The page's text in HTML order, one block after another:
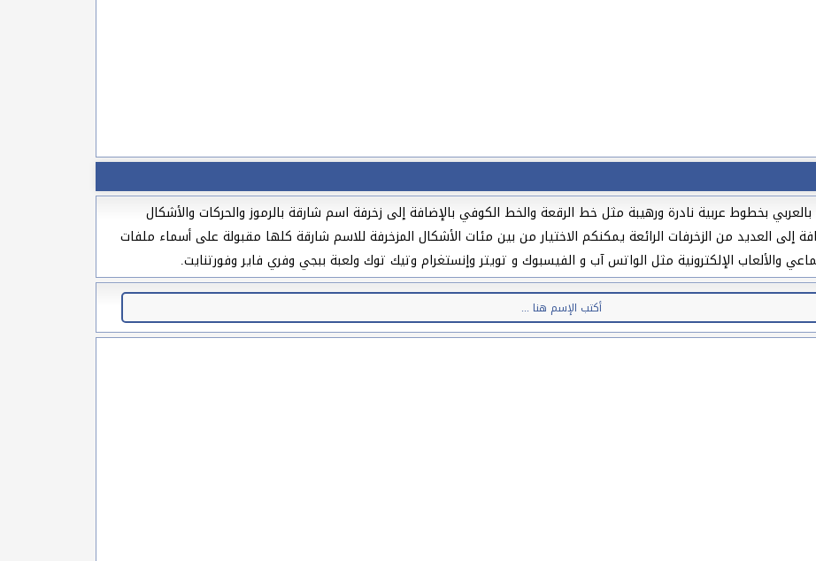
بخطوط عربية نادرة ورهيبة مثل خط الرقعة والخط الكوفي بالإضافة إلى زخرفة اسم شارقة بالرموز والحركات والأشكال
إلى العديد من الزخرفات الرائعة يمكنكم الاختيار من بين مئات الأشكال المزخرفة للاسم شارقة كلها مقبولة على أسماء ملفات
والألعاب الإلكترونية مثل الواتس آب و الفيسبوك و تويتر وإنستغرام وتيك توك ولعبة ببجي وفري فاير وفورتنايت.